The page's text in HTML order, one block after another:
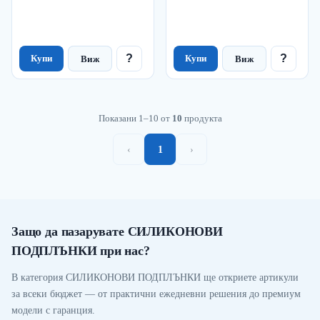
Купи Виж ? Купи Виж ?
Показани 1–10 от 10 продукта
‹ 1 ›
Защо да пазарувате СИЛИКОНОВИ
ПОДПЛЪНКИ при нас?
В категория СИЛИКОНОВИ ПОДПЛЪНКИ ще откриете артикули
за всеки бюджет — от практични ежедневни решения до премиум
модели с гаранция.